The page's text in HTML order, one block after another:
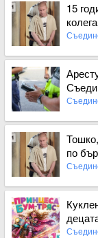
15
Вижте пълното
Вижте пълното
по
Вижте пълното